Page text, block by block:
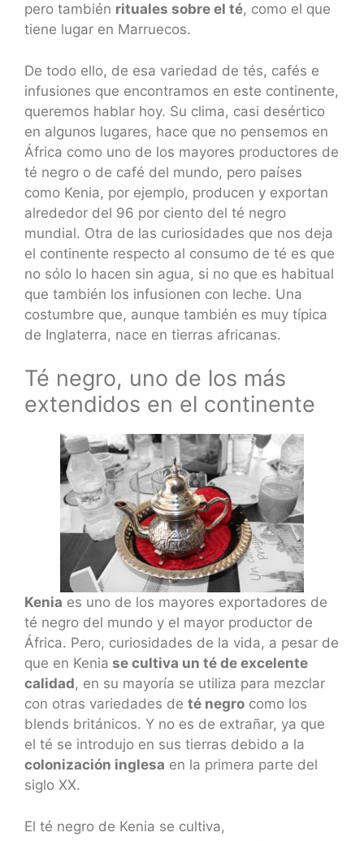
pero también rituales sobre el té, como el que
tiene lugar en Marruecos.
De todo ello, de esa variedad de tés, cafés e
infusiones que encontramos en este continente,
queremos hablar hoy. Su clima, casi desértico
en algunos lugares, hace que no pensemos en
África como uno de los mayores productores de
té negro o de café del mundo, pero países
como Kenia, por ejemplo, producen y exportan
alrededor del 96 por ciento del té negro
mundial. Otra de las curiosidades que nos deja
el continente respecto al consumo de té es que
no sólo lo hacen sin agua, si no que es habitual
que también los infusionen con leche. Una
costumbre que, aunque también es muy típica
de Inglaterra, nace en tierras africanas.
Té negro, uno de los más
extendidos en el continente
Kenia es uno de los mayores exportadores de
té negro del mundo y el mayor productor de
África. Pero, curiosidades de la vida, a pesar de
que en Kenia se cultiva un té de excelente
calidad, en su mayoría se utiliza para mezclar
con otras variedades de té negro como los
blends británicos. Y no es de extrañar, ya que
el té se introdujo en sus tierras debido a la
colonización inglesa en la primera parte del
siglo XX.
El té negro de Kenia se cultiva,